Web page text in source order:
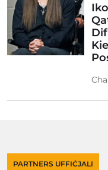
PARTNERS UFFIĊJALI